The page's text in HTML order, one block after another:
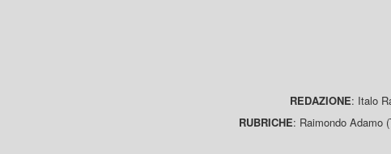
REDAZIONE: Italo
RUBRICHE: Raimondo Adamo